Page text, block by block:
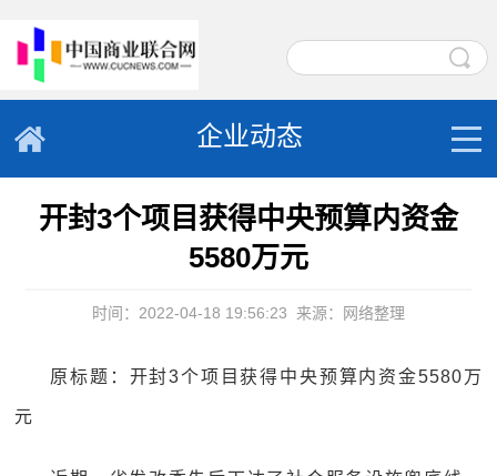
企业动态
开封3个项目获得中央预算内资金
5580万元
时间：2022-04-18 19:56:23 来源：网络整理
原标题：开封3个项目获得中央预算内资金5580万
元